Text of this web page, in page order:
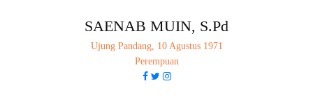
SAENAB MUIN, S.Pd
Ujung Pandang, 10 Agustus 1971
Perempuan